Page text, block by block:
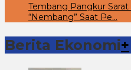
Tembang Pangkur
“Nembang” Saat Pe…
Berita Ekonomi+